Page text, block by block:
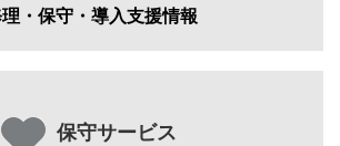
・保守・導入支援情報
保守サービス